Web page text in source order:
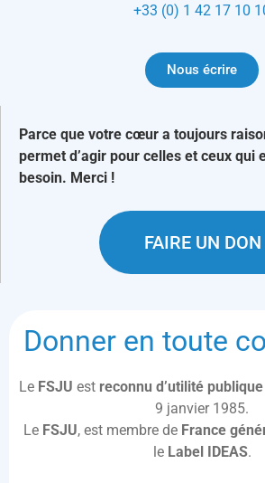
+33 (0) 1 42 17 10
Nous écrire
Parce que votre cœur a toujours
permet d’agir pour celles et ceux qui
besoin. Merci !
FAIRE UN DON
Donner en toute
Le FSJU est reconnu d’utilité publique
9 janvier 1985.
Le FSJU, est membre de France
le Label IDEAS.